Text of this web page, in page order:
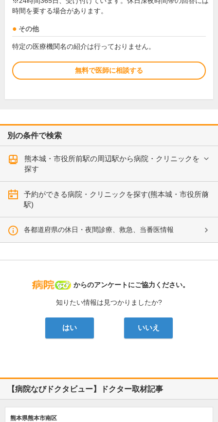
時間を要する場合があります。
その他
特定の医療機関名の紹介は行っておりません。
無料で医師に相談する
別の条件で検索
熊本城・市役所前駅の周辺駅から病院・クリニックを
探す
予約ができる病院・クリニックを探す(熊本城・市役所前
駅)
各都道府県の休日・夜間診療、救急、当番医情報
病院なび
からのアンケートにご協力ください。
知りたい情報は見つかりましたか?
はい いいえ
【病院なびドクタビュー】ドクター取材記事
熊本県熊本市南区